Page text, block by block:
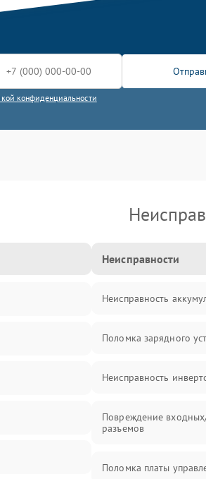
конфиденциальности
Неисправности
Неисправность
Поломка зарядного
Неисправность
Повреждение
разъемов
Поломка платы